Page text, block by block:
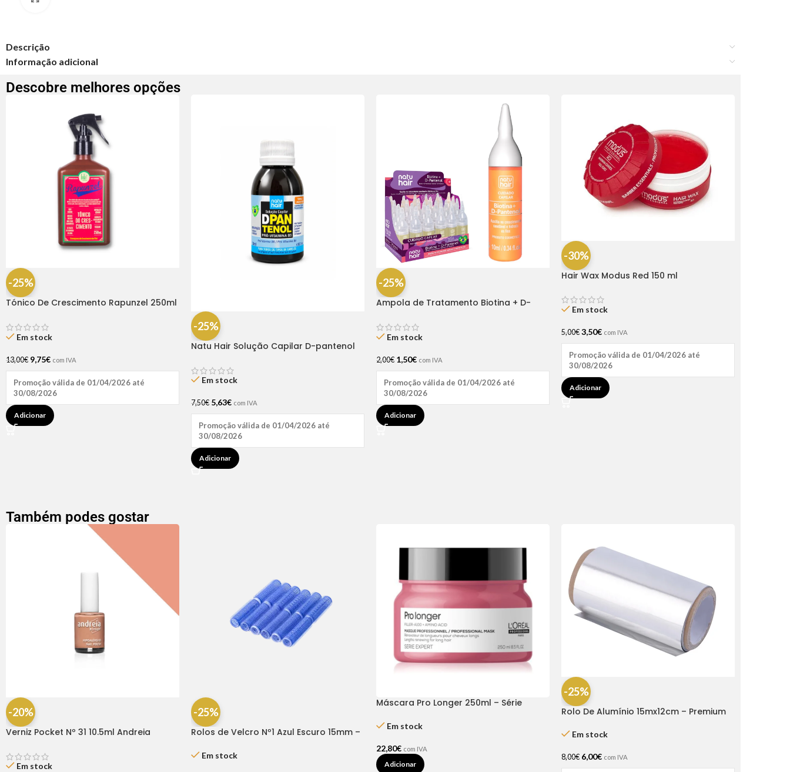
Descrição
Informação adicional
Descobre melhores opções
-25%
Tónico De Crescimento Rapunzel 250ml
Em stock
13,00€ 9,75€ com IVA
Promoção válida de 01/04/2026 até
30/08/2026
Adicionar
-25%
Natu Hair Solução Capilar D-pantenol
Em stock
7,50€ 5,63€ com IVA
Promoção válida de 01/04/2026 até
30/08/2026
Adicionar
-25%
Ampola de Tratamento Biotina + D-
Em stock
2,00€ 1,50€ com IVA
Promoção válida de 01/04/2026 até
30/08/2026
Adicionar
-30%
Hair Wax Modus Red 150 ml
Em stock
5,00€ 3,50€ com IVA
Promoção válida de 01/04/2026 até
30/08/2026
Adicionar
Também podes gostar
-20%
Verniz Pocket Nº 31 10.5ml Andreia
Em stock
-25%
Rolos de Velcro Nº1 Azul Escuro 15mm –
Em stock
Máscara Pro Longer 250ml – Série
Em stock
22,80€ com IVA
Adicionar
-25%
Rolo De Alumínio 15mx12cm – Premium
Em stock
8,00€ 6,00€ com IVA